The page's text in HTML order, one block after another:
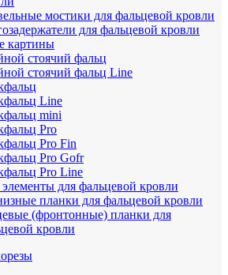
мостики для фальцевой кровли
для фальцевой кровли
картины
стоячий фальц
стоячий фальц Line
Line
mini
Pro
Pro Fin
Pro Gofr
Pro Line
для фальцевой кровли
планки для фальцевой кровли
(фронтонные) планки для
кровли